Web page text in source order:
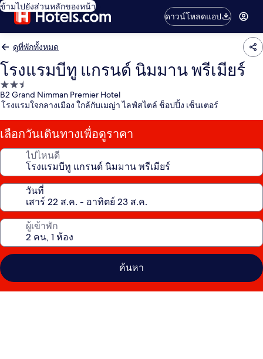
ข้ามไปยังส่วนหลักของหน้า
ดาวน์โหลดแอป
ดูที่พักทั้งหมด
โรงแรมบีทู แกรนด์ นิมมาน พรีเมียร์
ที่พัก
2.5
B2 Grand Nimman Premier Hotel
โรงแรมใจกลางเมือง ใกล้กับเมญ่า ไลฟ์สไตล์ ช็อปปิ้ง เซ็นเตอร์
เลือกวันเดินทางเพื่อดูราคา
ไปไหนดี
วันที่
ผู้เข้าพัก
ค้นหา